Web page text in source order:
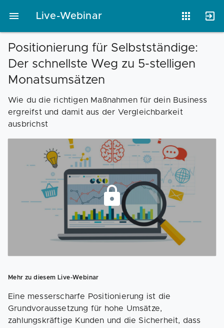
Live-Webinar
Vorlagen Neukunden Unternehmen
Club
Positionierung für Selbstständige:
Der schnellste Weg zu 5-stelligen
Monatsumsätzen
Wie du die richtigen Maßnahmen für dein Business
ergreifst und damit aus der Vergleichbarkeit
ausbrichst
Mehr zu diesem Live-Webinar
Eine messerscharfe Positionierung ist die
Grundvoraussetzung für hohe Umsätze,
zahlungskräftige Kunden und die Sicherheit, dass